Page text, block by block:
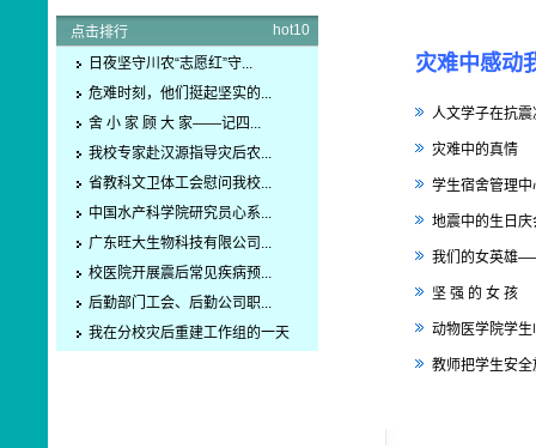
点击排行
hot10
日夜坚守川农“志愿红”守...
危难时刻，他们挺起坚实的...
舍 小 家 顾 大 家——记四...
我校专家赴汉源指导灾后农...
省教科文卫体工会慰问我校...
中国水产科学院研究员心系...
广东旺大生物科技有限公司...
校医院开展震后常见疾病预...
后勤部门工会、后勤公司职...
我在分校灾后重建工作组的一天
灾难中感动
人文学子在抗
灾难中的真情
学生宿舍管理
地震中的生日庆
我们的女英雄
坚 强 的 女 孩
动物医学院学
教师把学生安全